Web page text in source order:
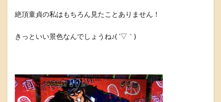
絶頂童貞の私はもちろん見たことありません！
きっといい景色なんでしょうね♪( ´▽｀)